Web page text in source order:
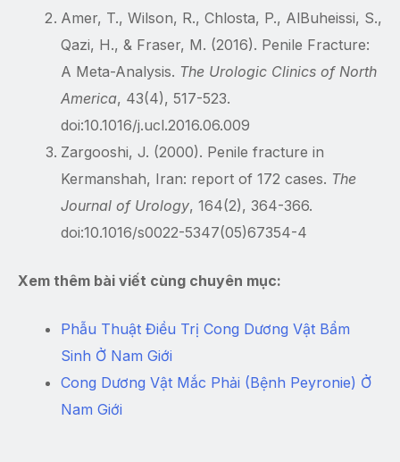
Amer, T., Wilson, R., Chlosta, P., AlBuheissi, S.,
Qazi, H., & Fraser, M. (2016). Penile Fracture:
A Meta-Analysis. The Urologic Clinics of North
America, 43(4), 517-523.
doi:10.1016/j.ucl.2016.06.009
Zargooshi, J. (2000). Penile fracture in
Kermanshah, Iran: report of 172 cases. The
Journal of Urology, 164(2), 364-366.
doi:10.1016/s0022-5347(05)67354-4
Xem thêm bài viết cùng chuyên mục:
Phẫu Thuật Điều Trị Cong Dương Vật Bẩm
Sinh Ở Nam Giới
Cong Dương Vật Mắc Phải (Bệnh Peyronie) Ở
Nam Giới